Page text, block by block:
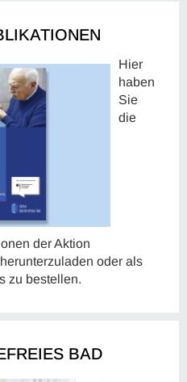
Hier
haben
Sie
die
der Aktion
oder als
zu bestellen.
BAD